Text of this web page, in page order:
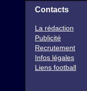
Contacts
La rédaction
Publicité
Recrutement
Infos légales
Liens football